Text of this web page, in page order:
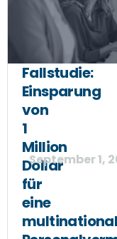
Fallstudie:
Einsparung
von
1
Million
Dollar
für
eine
September 1,